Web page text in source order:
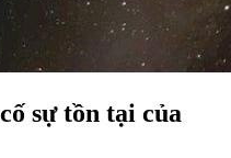
sự tồn tại của